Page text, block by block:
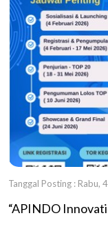
Tanggal Posting : Rabu,
“APINDO